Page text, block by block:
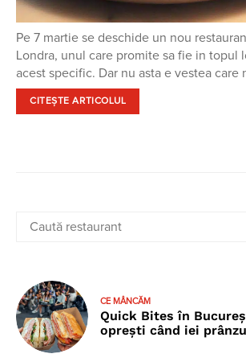
Pe 7 martie se deschide un nou
Londra, unul care promite sa fie in topul
acest specific. Dar nu asta e vestea care
CITEȘTE ARTICOLUL
CE MÂNCĂM
Quick Bites în
oprești când iei